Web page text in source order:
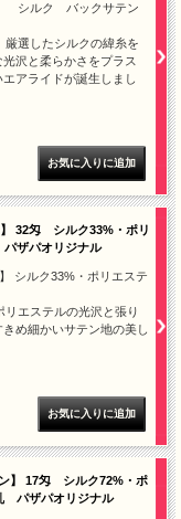
シルク バックサテン
厳選したシルクの緯糸を
沢と柔らかさをプラス
アライドが誕生しまし
32匁 シルク33%・ポリ
ザパオリジナル
シルク33%・ポリエステ
エステルの光沢と張り
め細かいサテン地の美し
】 17匁 シルク72%・ポ
パザパオリジナル